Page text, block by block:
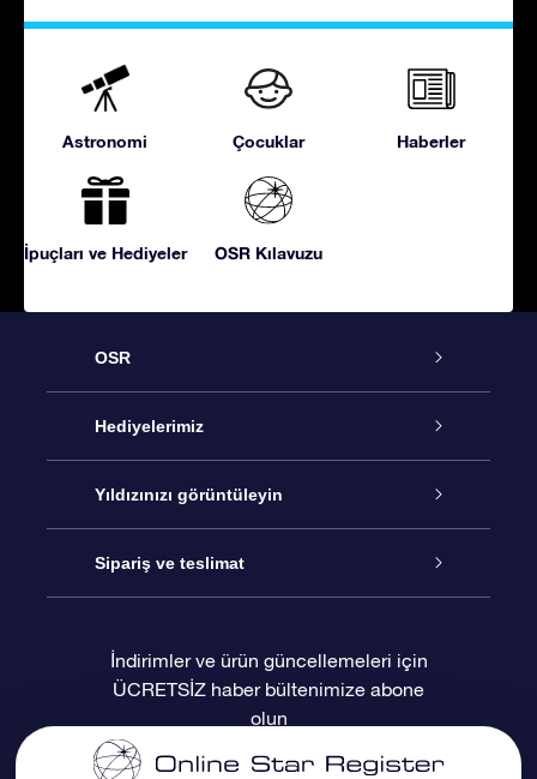
Astronomi Çocuklar Haberler
İpuçları ve Hediyeler OSR Kılavuzu
OSR
Hizmet
İletişim
Blogu
Değerlendirmeler
Hediyelerimiz
Çevrimiçi Yıldız Hediyesi
OSR Hediye Paketi
OSR Hediye Kartı
Kurumsal hediyeler
Yıldızınızı görüntüleyin
Star Register
Kişiselleştirilmiş Yıldız Sayfası
Bir Milyon Yıldız
Sipariş ve teslimat
Ödeme bilgileri
Sevkiyat bilgileri
İndirimler ve ürün güncellemeleri için
ÜCRETSİZ haber bültenimize abone
olun